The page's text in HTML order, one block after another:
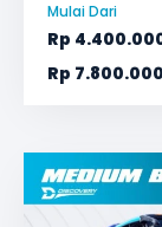
Safety
TV LED &
Mulai Dari
Rp
Rp 7.800.000